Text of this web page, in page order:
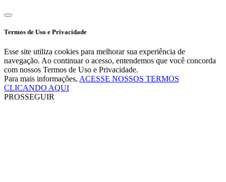
Termos de Uso e Privacidade
Esse site utiliza cookies para melhorar sua experiência de
navegação. Ao continuar o acesso, entendemos que você concorda
com nossos Termos de Uso e Privacidade.
Para mais informações, ACESSE NOSSOS TERMOS
CLICANDO AQUI
PROSSEGUIR